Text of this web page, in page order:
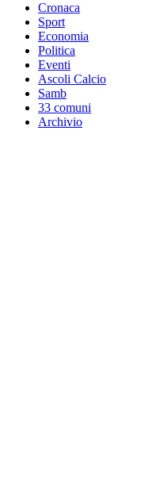
Cronaca
Sport
Economia
Politica
Eventi
Ascoli Calcio
Samb
33 comuni
Archivio